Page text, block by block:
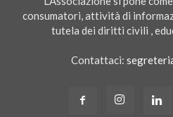
consumatori, attività di
tutela dei diritti civili ,
Contattaci: